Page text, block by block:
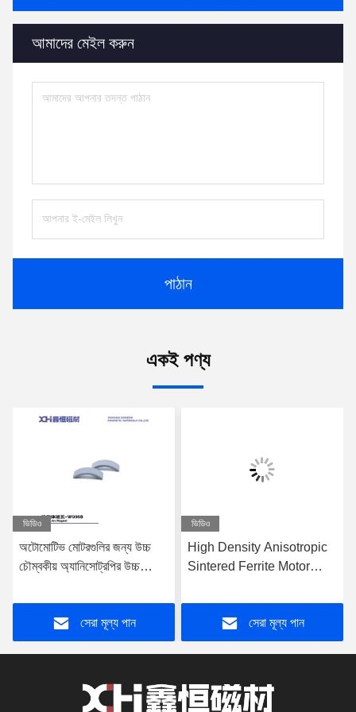
আমাদের মেইল ​​করুন
পাঠান
একই পণ্য
ভিডিও
অটোমোটিভ মোটরগুলির জন্য উচ্চ
চৌম্বকীয় অ্যানিসোট্রপির উচ্চ
সাথে সিন্টারযুক্ত কার ফেরিট চৌম্বক
সেরা মূল্য পান
ভিডিও
High Density Anisotropic
Sintered Ferrite Motor
Automotive and Window
Motors
সেরা মূল্য পান